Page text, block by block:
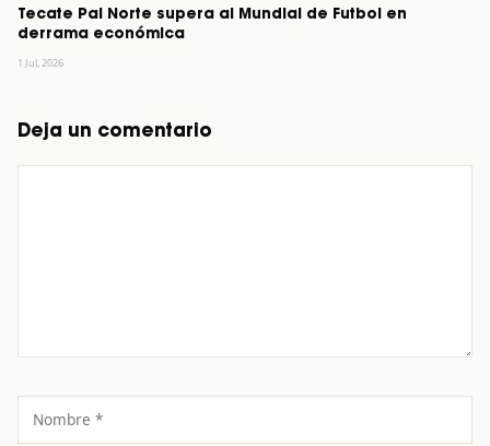
Tecate Pal Norte supera al Mundial de Futbol en
derrama económica
1 Jul, 2026
Deja un comentario
Comentario
Nombre